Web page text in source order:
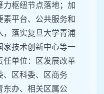
枢纽节点落地；加
平台、公共服务和
，落实复旦大学青浦
家技术创新中心等一
任单位：区发展改革
、区科委、区商务
东办、相关区属公